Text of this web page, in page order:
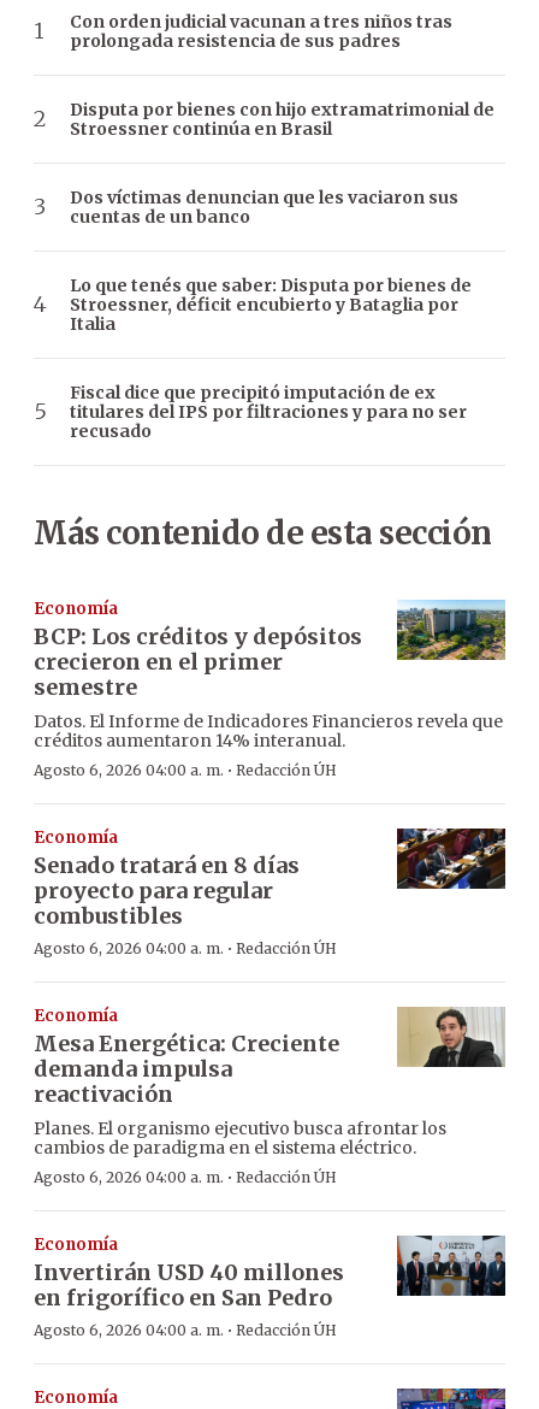
Con orden judicial vacunan a tres niños tras
prolongada resistencia de sus padres
Disputa por bienes con hijo extramatrimonial de
Stroessner continúa en Brasil
Dos víctimas denuncian que les vaciaron sus
cuentas de un banco
Lo que tenés que saber: Disputa por bienes de
Stroessner, déficit encubierto y Bataglia por
Italia
Fiscal dice que precipitó imputación de ex
titulares del IPS por filtraciones y para no ser
recusado
Más contenido de esta sección
Economía
BCP: Los créditos y depósitos
crecieron en el primer
semestre
Datos. El Informe de Indicadores Financieros revela que
créditos aumentaron 14% interanual.
Agosto 6, 2026 04:00 a. m. · Redacción ÚH
Economía
Senado tratará en 8 días
proyecto para regular
combustibles
Agosto 6, 2026 04:00 a. m. · Redacción ÚH
Economía
Mesa Energética: Creciente
demanda impulsa
reactivación
Planes. El organismo ejecutivo busca afrontar los
cambios de paradigma en el sistema eléctrico.
Agosto 6, 2026 04:00 a. m. · Redacción ÚH
Economía
Invertirán USD 40 millones
en frigorífico en San Pedro
Agosto 6, 2026 04:00 a. m. · Redacción ÚH
Economía